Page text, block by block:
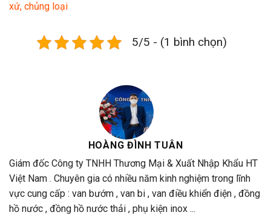
xứ, chủng loại
5/5 - (1 bình chọn)
HOÀNG ĐÌNH TUÂN
Giám đốc Công ty TNHH Thương Mại & Xuất Nhập Khẩu HT
Việt Nam . Chuyên gia có nhiều năm kinh nghiệm trong lĩnh
vực cung cấp : van bướm , van bi , van điều khiển điện , đồng
hồ nước , đồng hồ nước thải , phụ kiện inox ...